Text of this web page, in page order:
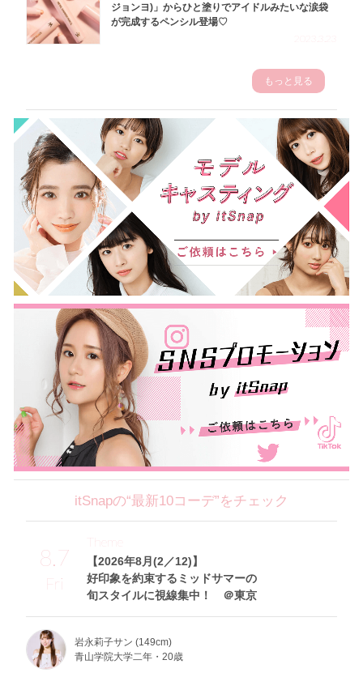
ジョンヨ)」からひと塗りでアイドルみたいな涙袋
が完成するペンシル登場♡
もっと見る
itSnapの“最新10コーデ”をチェック
8.7
Fri
【2026年8月(2／12)】
好印象を約束するミッドサマーの
旬スタイルに視線集中！ ＠東京
Theme
岩永莉子サン (149cm)
青山学院大学二年・20歳